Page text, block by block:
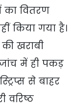
का वितरण
किया गया है।
खराबी
में ही पकड़
से बाहर
वरिष्ठ